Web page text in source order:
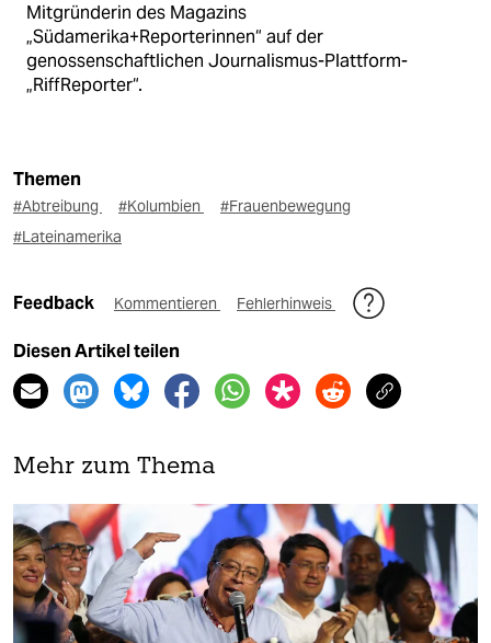
Mitgründerin des Magazins
„Südamerika+Reporterinnen“ auf der
genossenschaftlichen Journalismus-Plattform-
„RiffReporter“.
Themen
#Abtreibung #Kolumbien
#Frauenbewegung
#Lateinamerika
Feedback Kommentieren Fehlerhinweis
Diesen Artikel teilen
Mehr zum Thema